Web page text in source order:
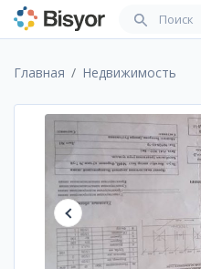
Главная Недвижимость